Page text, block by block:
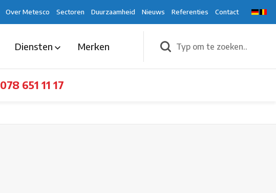
Over Metesco Sectoren Duurzaamheid Nieuws Referenties Contact
Diensten Merken
078 651 11 17